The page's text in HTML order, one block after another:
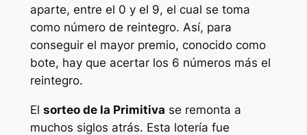
aparte, entre el 0 y el 9, el cual se toma
como número de reintegro. Así, para
conseguir el mayor premio, conocido como
bote, hay que acertar los 6 números más el
reintegro.
El sorteo de la Primitiva se remonta a
muchos siglos atrás. Esta lotería fue